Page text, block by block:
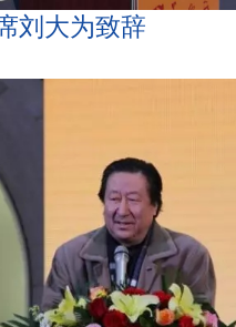
刘大为致辞